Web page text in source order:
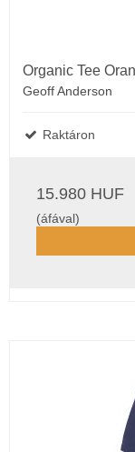
Organic Tee
Geoff Anderson
Raktáron
15.980 HUF
(áfával)